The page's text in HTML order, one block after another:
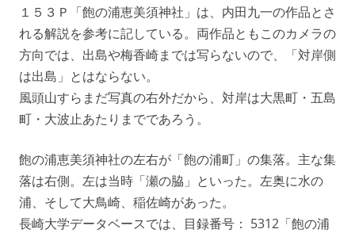
１５３Ｐ「飽の浦恵美須神社」は、内田九一の作品とさ
れる解説を参考に記している。両作品ともこのカメラの
方向では、出島や梅香崎までは写らないので、「対岸側
は出島」とはならない。
風頭山すらまだ写真の右外だから、対岸は大黒町・五島
町・大波止あたりまでであろう。
飽の浦恵美須神社の左右が「飽の浦町」の集落。主な集
落は右側。左は当時「瀬の脇」といった。左奥に水の
浦、そして大鳥崎、稲佐崎があった。
長崎大学データベースでは、目録番号： 5312「飽の浦